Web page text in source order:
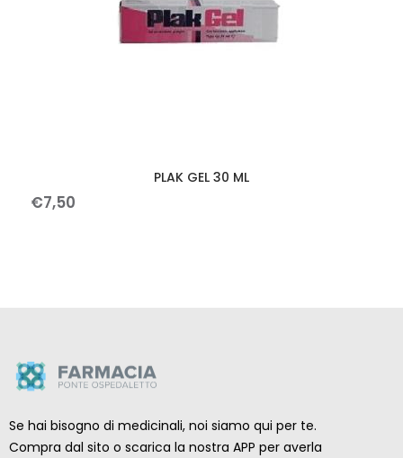
PLAK GEL 30 ML
€7,50
Se hai bisogno di medicinali, noi siamo qui per te.
Compra dal sito o scarica la nostra APP per averla